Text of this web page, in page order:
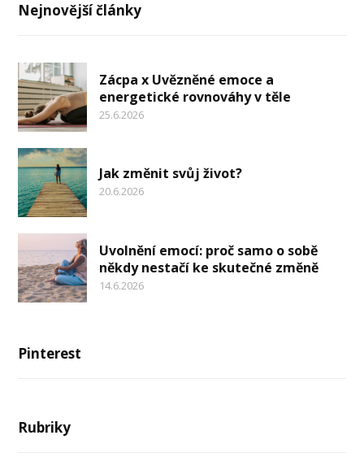
Nejnovější články
Zácpa x Uvězněné emoce a
energetické rovnováhy v těle
25.6.2026
Jak změnit svůj život?
20.6.2026
Uvolnění emocí: proč samo o sobě
někdy nestačí ke skutečné změně
14.6.2026
Pinterest
Rubriky